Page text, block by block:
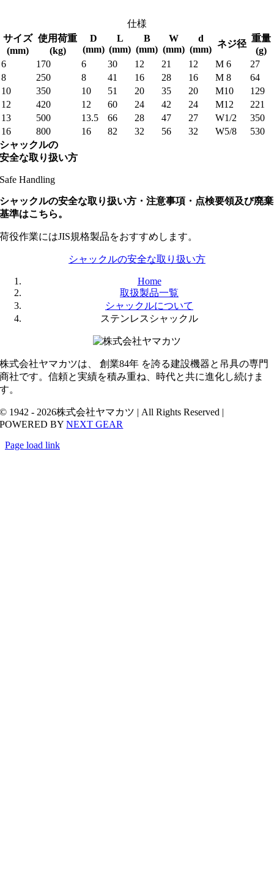
仕様
サイズ
(mm)
使用荷重
(kg)
D
(mm)
L
(mm)
B
(mm)
W
(mm)
d
(mm)
ネジ径
重量
(g)
6
170 6 30 12 21 12 M 6
27
8
250 8 41 16 28 16 M 8
64
10
350 10 51 20 35 20 M10
129
12
420 12 60 24 42 24 M12
221
13
500 13.5 66 28 47 27 W1/2
350
16
800 16 82 32 56 32 W5/8
530
シャックルの
安全な取り扱い方
Safe Handling
シャックルの安全な取り扱い方・注意事項・点検要領及び廃棄
基準はこちら。
荷役作業にはJIS規格製品をおすすめします。
シャックルの安全な取り扱い方
Home
取扱製品一覧
シャックルについて
ステンレスシャックル
株式会社ヤマカツは、 創業84年 を誇る建設機器と吊具の専門
商社です。信頼と実績を積み重ね、時代と共に進化し続けま
す。
© 1942 - 2026株式会社ヤマカツ | All Rights Reserved |
POWERED BYNEXT GEAR
Page load link